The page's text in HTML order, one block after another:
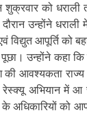
शुक्रवार को
दौरान उन्होंने
विद्युत आपूर्ति को
उन्होंने कहा
आवश्यकता राज्य
रेस्क्यू अभियान में आ
के अधिकारियों को